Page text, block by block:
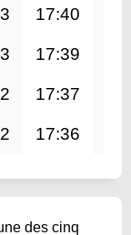
17:40
17:39
17:37
17:36
des cinq